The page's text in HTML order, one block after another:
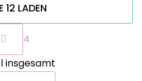
S
t
12 LADEN
P
a
g
i
n
4
insgesamt